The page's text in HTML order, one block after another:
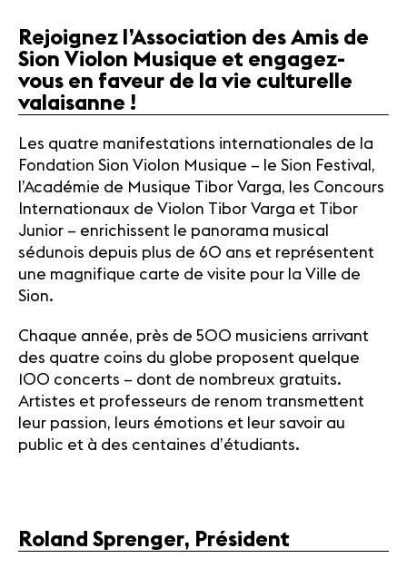
Rejoignez l’Association des Amis de
Sion Violon Musique et engagez-
vous en faveur de la vie culturelle
valaisanne !
Les quatre manifestations internationales de la
Fondation Sion Violon Musique – le Sion Festival,
l’Académie de Musique Tibor Varga, les Concours
Internationaux de Violon Tibor Varga et Tibor
Junior – enrichissent le panorama musical
sédunois depuis plus de 60 ans et représentent
une magnifique carte de visite pour la Ville de
Sion.
Chaque année, près de 500 musiciens arrivant
des quatre coins du globe proposent quelque
100 concerts – dont de nombreux gratuits.
Artistes et professeurs de renom transmettent
leur passion, leurs émotions et leur savoir au
public et à des centaines d’étudiants.
Roland Sprenger, Président